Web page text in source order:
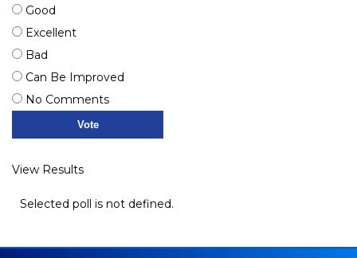
Good
Excellent
Bad
Can Be Improved
No Comments
View Results
Selected poll is not defined.